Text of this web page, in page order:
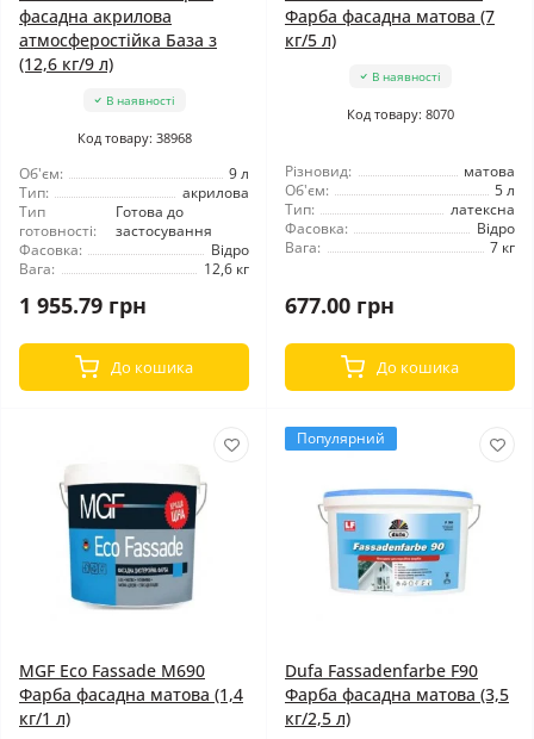
фасадна акрилова
атмосферостійка База з
(12,6 кг/9 л)
В наявності
Код товару: 38968
Об'єм:
9 л
Тип:
акрилова
Тип
готовності:
Готова до
застосування
Фасовка:
Відро
Вага:
12,6 кг
1 955.79 грн
До кошика
Фарба фасадна матова (7
кг/5 л)
В наявності
Код товару: 8070
Різновид:
матова
Об'єм:
5 л
Тип:
латексна
Фасовка:
Відро
Вага:
7 кг
677.00 грн
До кошика
MGF Eco Fassade M690
Фарба фасадна матова (1,4
кг/1 л)
Популярний
Dufa Fassadenfarbe F90
Фарба фасадна матова (3,5
кг/2,5 л)